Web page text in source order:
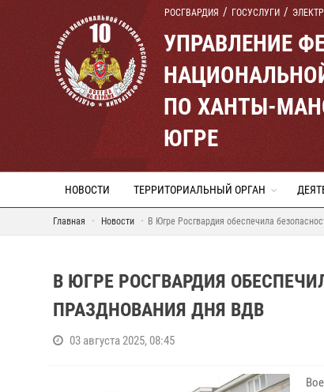
РОСГВАРДИЯ ГОСУСЛУГИ
УПРАВЛЕНИЕ
ПО ХАНТЫ-
ЮГРЕ
НОВОСТИ ТЕРРИТОРИАЛЬНЫЙ ОРГАН
Главная Новости В Югре Росгвардия обеспечила
В ЮГРЕ РОСГВАРДИЯ
ПРАЗДНОВАНИЯ ДНЯ ВДВ
03 августа 2025, 08:45